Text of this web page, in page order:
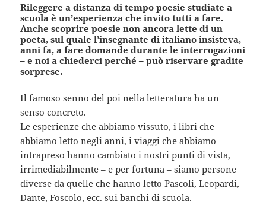
Rileggere a distanza di tempo poesie studiate a
scuola è un’esperienza che invito tutti a fare.
Anche scoprire poesie non ancora lette di un
poeta, sul quale l’insegnante di italiano insisteva,
anni fa, a fare domande durante le interrogazioni
– e noi a chiederci perché – può riservare gradite
sorprese.
Il famoso senno del poi nella letteratura ha un
senso concreto.
Le esperienze che abbiamo vissuto, i libri che
abbiamo letto negli anni, i viaggi che abbiamo
intrapreso hanno cambiato i nostri punti di vista,
irrimediabilmente – e per fortuna – siamo persone
diverse da quelle che hanno letto Pascoli, Leopardi,
Dante, Foscolo, ecc. sui banchi di scuola.